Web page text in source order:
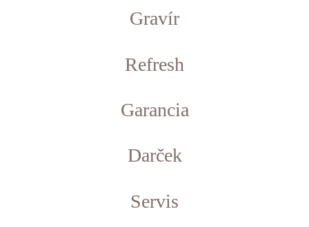
Gravír
Refresh
Garancia
Darček
Servis